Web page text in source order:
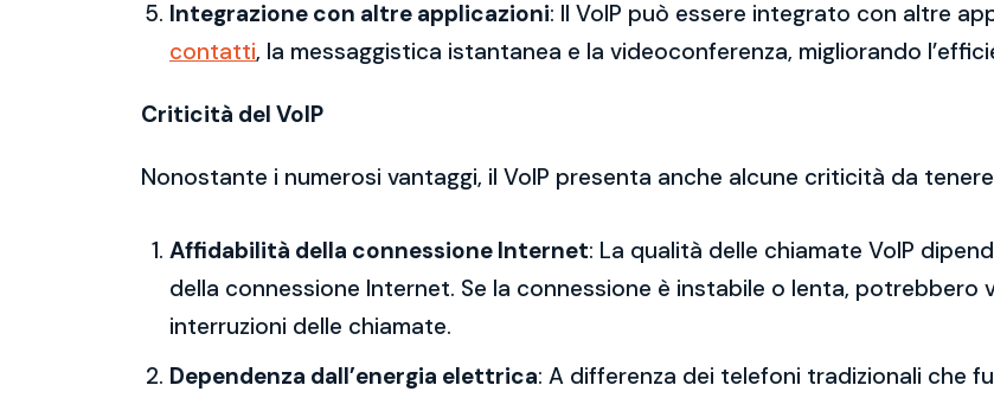
Integrazione con altre applicazioni: Il VoIP può essere integrato con altre
contatti, la messaggistica istantanea e la videoconferenza, migliorando
Criticità del VoIP
Nonostante i numerosi vantaggi, il VoIP presenta anche alcune criticità da
Affidabilità della connessione Internet: La qualità delle chiamate VoIP
della connessione Internet. Se la connessione è instabile o lenta, potrebbero
interruzioni delle chiamate.
Dependenza dall’energia elettrica: A differenza dei telefoni tradizionali che